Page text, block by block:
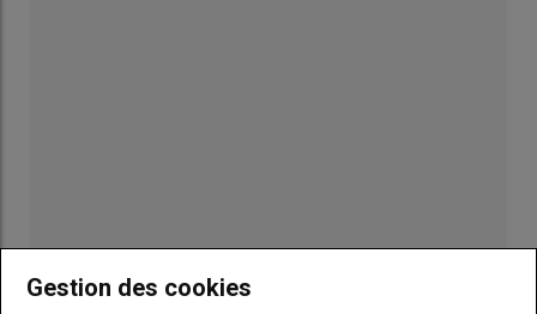
Gestion des cookies